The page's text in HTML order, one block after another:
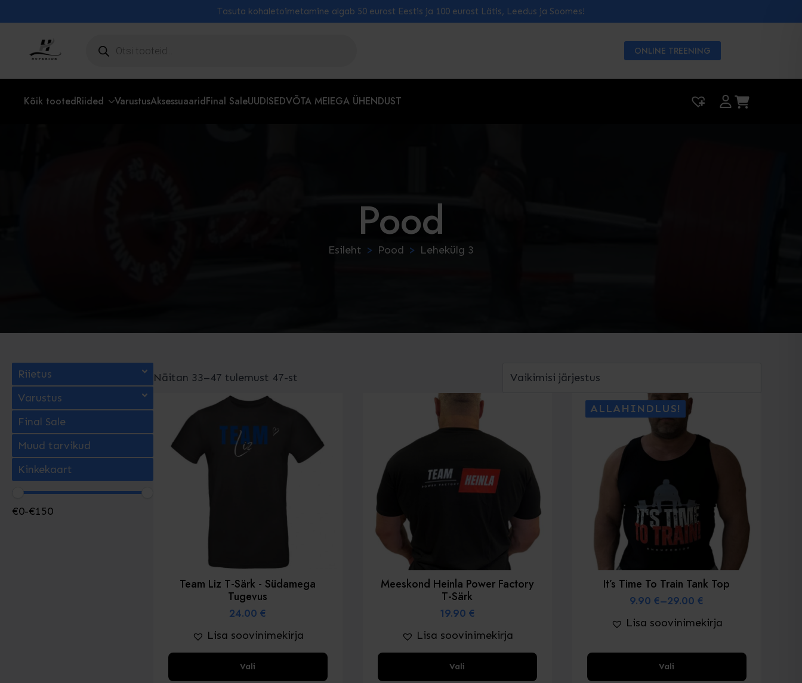
Tasuta kohaletoimetamine algab 50 eurost Eestis ja 100 eurost Lätis, Leedus ja Soomes!
otsing
ONLINE TREENING
Kõik tootedRiided VarustusAksessuaaridFinal SaleUUDISEDVÕTA MEIEGA ÜHENDUST
Pood
Esileht Pood Lehekülg 3
Riietus
Varustus
Final Sale
Muud tarvikud
Kinkekaart
€0-€150
Näitan 33–47 tulemust 47-st
Team Liz T-Särk - Südamega
Tugevus
24.00€
Lisa soovinimekirja
Vali
Sellel
tootel
Meeskond Heinla Power Factory
T-Särk
19.90 €
Lisa soovinimekirja
Vali
Sellel
tootel
ALLAHINDLUS!
It’s Time To Train Tank Top
9.90€–29.00€
Price
range:
9.90 €
29.00 €
Lisa soovinimekirja
Vali
Sellel
tootel